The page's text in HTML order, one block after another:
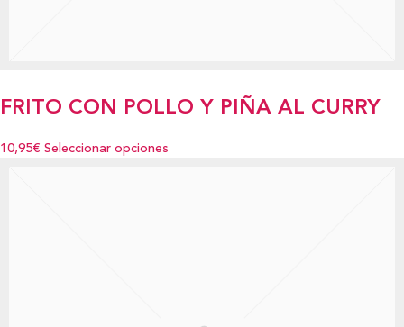
FRITO CON POLLO Y PIÑA AL CURRY
10,95€ Seleccionar opciones